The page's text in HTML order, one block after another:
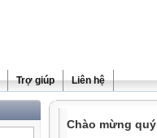
Trợ giúp Liên hệ
Chào mừng